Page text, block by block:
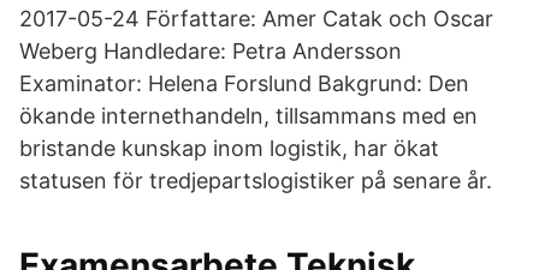
2017-05-24 Författare: Amer Catak och Oscar
Weberg Handledare: Petra Andersson
Examinator: Helena Forslund Bakgrund: Den
ökande internethandeln, tillsammans med en
bristande kunskap inom logistik, har ökat
statusen för tredjepartslogistiker på senare år.